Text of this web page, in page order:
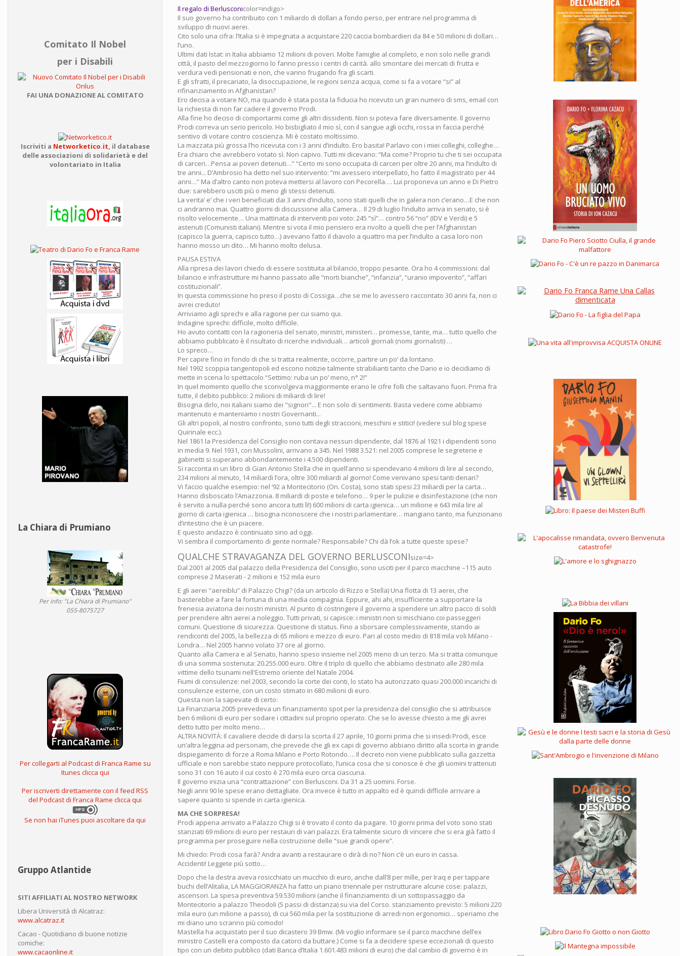
Comitato Il Nobel
per i Disabili
FAI UNA DONAZIONE AL COMITATO
Iscriviti a Networketico.it il database
delle associazioni di solidarietà e del
volontariato in Italia
La Chiara di Prumiano
Per info: "La Chiara di Prumiano"
055-8075727
Per collegarti al Podcast di Franca Rame su
Itunes clicca qui
Per iscriverti direttamente con il feed RSS
del Podcast di Franca Rame clicca qui
Se non hai iTunes puoi ascoltare da qui
Gruppo Atlantide
SITI AFFILIATI AL NOSTRO NETWORK
Libera Università di Alcatraz:
www.alcatraz.it
Cacao - Quotidiano di buone notizie
comiche:
www.cacaonline.it
Il regalo di Berlusconicolor=indigo>
Il suo governo ha contribuito con 1 miliardo di dollari a fondo perso, per entrare nel programma di
sviluppo di nuovi aerei.
Cito solo una cifra: l’Italia si è impegnata a acquistare 220 caccia bombardieri da 84 e 50 milioni di dollari…
l’uno.
Ultimi dati Istat: in Italia abbiamo 12 milioni di poveri. Molte famiglie al completo, e non solo nelle grandi
città, il pasto del mezzogiorno lo fanno presso i centri di carità. allo smontare dei mercati di frutta e
verdura vedi pensionati e non, che vanno frugando fra gli scarti.
E gli sfratti, il precariato, la disoccupazione, le regioni senza acqua, come si fa a votare “si” al
rifinanziamento in Afghanistan?
Ero decisa a votare NO, ma quando è stata posta la fiducia ho ricevuto un gran numero di sms, email con
la richiesta di non far cadere il governo Prodi.
Alla fine ho deciso di comportarmi come gli altri dissidenti. Non si poteva fare diversamente. Il governo
Prodi correva un serio pericolo. Ho bisbigliato il mio sì, con il sangue agli occhi, rossa in faccia perché
sentivo di votare contro coscienza. Mi è costato moltissimo.
La mazzata più grossa l’ho ricevuta con i 3 anni d’indulto. Ero basita! Parlavo con i miei colleghi, colleghe…
Era chiaro che avrebbero votato sì. Non capivo. Tutti mi dicevano: “Ma come? Proprio tu che ti sei occupata
di carceri…Pensa ai poveri detenuti…” “Certo mi sono occupata di carceri per oltre 20 anni, ma l’indulto di
tre anni... D’Ambrosio ha detto nel suo intervento: “mi avessero interpellato, ho fatto il magistrato per 44
anni…” Ma d’altro canto non poteva mettersi al lavoro con Pecorella…. Lui proponeva un anno e Di Pietro
due: sarebbero usciti più o meno gli stessi detenuti.
La verita’ e’ che i veri beneficiati dai 3 anni d’indulto, sono stati quelli che in galera non c’erano…E che non
ci andranno mai. Quattro giorni di discussione alla Camera… Il 29 di luglio l’indulto arriva in senato, si è
risolto velocemente… Una mattinata di interventi poi voto: 245 “sì”… contro 56 “no” (IDV e Verdi) e 5
astenuti (Comunisti italiani). Mentre si vota il mio pensiero era rivolto a quelli che per l’Afghanistan
(capisco la guerra, capisco tutto…) avevano fatto il diavolo a quattro ma per l’indulto a casa loro non
hanno mosso un dito… Mi hanno molto delusa.
PAUSA ESTIVA
Alla ripresa dei lavori chiedo di essere sostituita al bilancio, troppo pesante. Ora ho 4 commissioni: dal
bilancio e infrastrutture mi hanno passato alle “morti bianche”, “infanzia”, “uranio impoverito”, “affari
costituzionali”.
In questa commissione ho preso il posto di Cossiga…che se me lo avessero raccontato 30 anni fa, non ci
avrei creduto!
Arriviamo agli sprechi e alla ragione per cui siamo qui.
Indagine sprechi: difficile, molto difficile.
Ho avuto contatti con la ragioneria del senato, ministri, ministeri… promesse, tante, ma… tutto quello che
abbiamo pubblicato è il risultato di ricerche individuali… articoli giornali (nomi giornalisti) …
Lo spreco…
Per capire fino in fondo di che si tratta realmente, occorre, partire un po’ da lontano.
Nel 1992 scoppia tangentopoli ed escono notizie talmente strabilianti tanto che Dario e io decidiamo di
mette in scena lo spettacolo “Settimo: ruba un po’ meno, n° 2!”
In quel momento quello che sconvolgeva maggiormente erano le cifre folli che saltavano fuori. Prima fra
tutte, il debito pubblico: 2 milioni di miliardi di lire!
Bisogna dirlo, noi italiani siamo dei "signori"... E non solo di sentimenti. Basta vedere come abbiamo
mantenuto e manteniamo i nostri Governanti...
Gli altri popoli, al nostro confronto, sono tutti degli straccioni, meschini e stitici! (vedere sul blog spese
Quirinale ecc.).
Nel 1861 la Presidenza del Consiglio non contava nessun dipendente, dal 1876 al 1921 i dipendenti sono
in media 9. Nel 1931, con Mussolini, arrivano a 345. Nel 1988 3.521: nel 2005 comprese le segreterie e
gabinetti si superano abbondantemente i 4.500 dipendenti.
Si racconta in un libro di Gian Antonio Stella che in quell’anno si spendevano 4 milioni di lire al secondo,
234 milioni al minuto, 14 miliardi l’ora, oltre 300 miliardi al giorno! Come venivano spesi tanti denari?
Vi faccio qualche esempio: nel ‘92 a Montecitorio (On. Costa), sono stati spesi 23 miliardi per la carta…
Hanno disboscato l’Amazzonia. 8 miliardi di poste e telefono… 9 per le pulizie e disinfestazione (che non
è servito a nulla perché sono ancora tutti lì!) 600 milioni di carta igienica… un milione e 643 mila lire al
giorno di carta igienica … bisogna riconoscere che i nostri parlamentare… mangiano tanto, ma funzionano
d’intestino che è un piacere.
E questo andazzo è continuato sino ad oggi.
Vi sembra il comportamento di gente normale? Responsabile? Chi dà l’ok a tutte queste spese?
QUALCHE STRAVAGANZA DEL GOVERNO BERLUSCONIsize=4>
Dal 2001 al 2005 dal palazzo della Presidenza del Consiglio, sono usciti per il parco macchine –115 auto
comprese 2 Maserati - 2 milioni e 152 mila euro
E gli aerei "aereiblu” di Palazzo Chigi? (da un articolo di Rizzo e Stella) Una flotta di 13 aerei, che
basterebbe a fare la fortuna di una media compagnia. Eppure, ahi ahi, insufficiente a supportare la
frenesia aviatoria dei nostri ministri. Al punto di costringere il governo a spendere un altro pacco di soldi
per prendere altri aerei a noleggio. Tutti privati, si capisce: i ministri non si mischiano coi passeggeri
comuni. Questione di sicurezza. Questione di status. Fino a sborsare complessivamente, stando ai
rendiconti del 2005, la bellezza di 65 milioni e mezzo di euro. Pari al costo medio di 818 mila voli Milano -
Londra… Nel 2005 hanno volato 37 ore al giorno.
Quanto alla Camera e al Senato, hanno speso insieme nel 2005 meno di un terzo. Ma si tratta comunque
di una somma sostenuta: 20.255.000 euro. Oltre il triplo di quello che abbiamo destinato alle 280 mila
vittime dello tsunami nell'Estremo oriente del Natale 2004.
Fiumi di consulenze: nel 2003, secondo la corte dei conti, lo stato ha autorizzato quasi 200.000 incarichi di
consulenze esterne, con un costo stimato in 680 milioni di euro.
Questa non la sapevate di certo:
La Finanziaria 2005 prevedeva un finanziamento spot per la presidenza del consiglio che si attribuisce
ben 6 milioni di euro per sodare i cittadini sul proprio operato. Che se lo avesse chiesto a me gli avrei
detto tutto per molto meno…
ALTRA NOVITÀ: Il cavaliere decide di darsi la scorta il 27 aprile, 10 giorni prima che si insedi Prodi, esce
un’altra leggina ad personam, che prevede che gli ex capi di governo abbiano diritto alla scorta in grande
dispiegamento di forze a Roma Milano e Porto Rotondo…. Il decreto non viene pubblicato sulla gazzetta
ufficiale e non sarebbe stato neppure protocollato, l’unica cosa che si conosce è che gli uomini trattenuti
sono 31 con 16 auto il cui costo è 270 mila euro circa ciascuna.
Il governo inizia una “contrattazione” con Berlusconi. Da 31 a 25 uomini. Forse.
Negli anni 90 le spese erano dettagliate. Ora invece è tutto in appalto ed è quindi difficile arrivare a
sapere quanto si spende in carta igienica.
MA CHE SORPRESA!
Prodi appena arrivato a Palazzo Chigi si è trovato il conto da pagare. 10 giorni prima del voto sono stati
stanziati 69 milioni di euro per restauri di vari palazzi. Era talmente sicuro di vincere che si era già fatto il
programma per proseguire nella costruzione delle “sue grandi opere”.
Mi chiedo: Prodi cosa farà? Andra avanti a restaurare o dirà di no? Non c’è un euro in cassa.
Accidenti! Leggete più sotto…
Dopo che la destra aveva rosicchiato un mucchio di euro, anche dall’8 per mille, per Iraq e per tappare
buchi dell’Alitalia, LA MAGGIORANZA ha fatto un piano triennale per ristrutturare alcune cose: palazzi,
ascensori. La spesa preventiva 59.530 milioni (anche il finanziamento di un sottopassaggio da
Montecitorio a palazzo Theodoli (5 passi di distanza) su via del Corso. stanziamento previsto: 5 milioni 220
mila euro (un milione a passo), di cui 560 mila per la sostituzione di arredi non ergonomici… speriamo che
mi diano uno scranno più comodo!
Mastella ha acquistato per il suo dicastero 39 Bmw. (Mi voglio informare se il parco macchine dell’ex
ministro Castelli era composto da catorci da buttare.) Come si fa a decidere spese eccezionali di questo
tipo con un debito pubblico (dati Banca d’Italia 1.601.483 milioni di euro) che dal cambio di governo è in